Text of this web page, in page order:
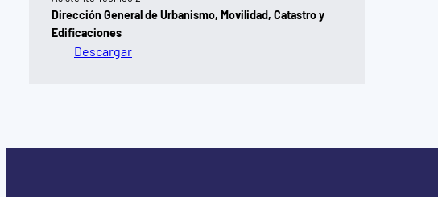
Dirección General de Urbanismo, Movilidad, Catastro y
Edificaciones
Descargar